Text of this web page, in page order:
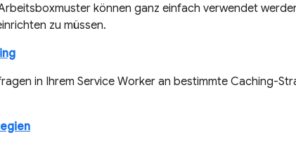
können ganz einfach verwendet
zu müssen.
in Ihrem Service Worker an bestimmte Caching-